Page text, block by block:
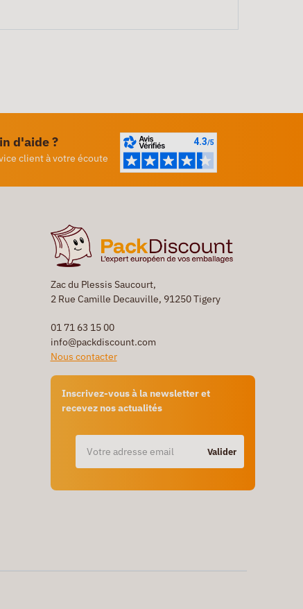
d'aide ?
client à votre écoute
Zac du Plessis Saucourt,
2 Rue Camille Decauville, 91250 Tigery
01 71 63 15 00
info@packdiscount.com
Nous contacter
Inscrivez-vous à la newsletter et
recevez nos actualités
Valider